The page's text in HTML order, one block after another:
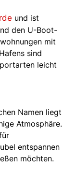
und ist
den U-Boot-
mit
sind
leicht
Namen liegt
Atmosphäre.
entspannen
möchten.